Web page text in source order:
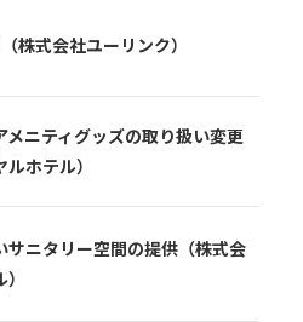
株式会社ユーリンク）
メニティグッズの取り扱い変更
ルホテル）
サニタリー空間の提供（株式会